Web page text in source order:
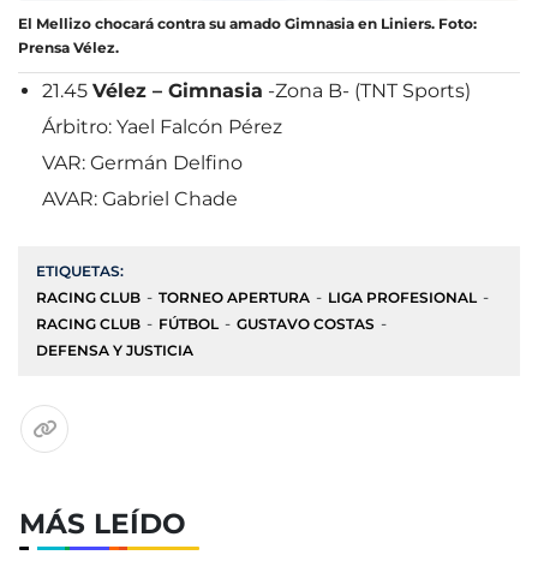
El Mellizo chocará contra su amado Gimnasia en Liniers. Foto:
Prensa Vélez.
21.45 Vélez – Gimnasia -Zona B- (TNT Sports)
Árbitro: Yael Falcón Pérez
VAR: Germán Delfino
AVAR: Gabriel Chade
ETIQUETAS:
RACING CLUB
TORNEO APERTURA
LIGA PROFESIONAL
RACING CLUB
FÚTBOL
GUSTAVO COSTAS
DEFENSA Y JUSTICIA
MÁS LEÍDO